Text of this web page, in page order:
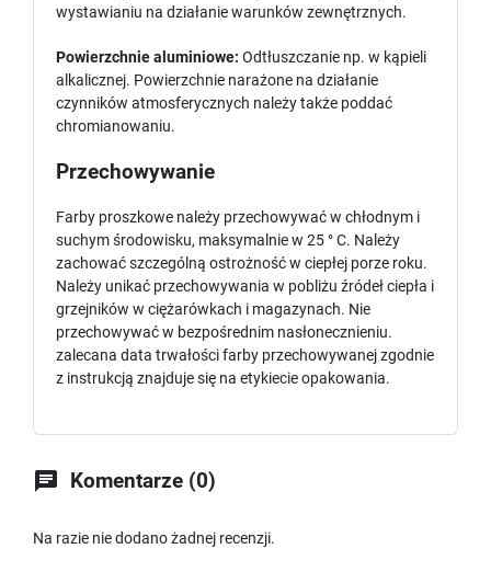
wystawianiu na działanie warunków zewnętrznych.
Powierzchnie aluminiowe: Odtłuszczanie np. w kąpieli
alkalicznej. Powierzchnie narażone na działanie
czynników atmosferycznych należy także poddać
chromianowaniu.
Przechowywanie
Farby proszkowe należy przechowywać w chłodnym i
suchym środowisku, maksymalnie w 25 ° C. Należy
zachować szczególną ostrożność w ciepłej porze roku.
Należy unikać przechowywania w pobliżu źródeł ciepła i
grzejników w ciężarówkach i magazynach. Nie
przechowywać w bezpośrednim nasłonecznieniu.
zalecana data trwałości farby przechowywanej zgodnie
z instrukcją znajduje się na etykiecie opakowania.
 Komentarze (0)
Na razie nie dodano żadnej recenzji.